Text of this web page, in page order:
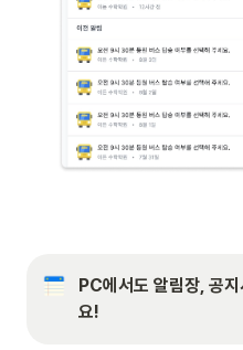
PC에서도 알림장, 공
요!